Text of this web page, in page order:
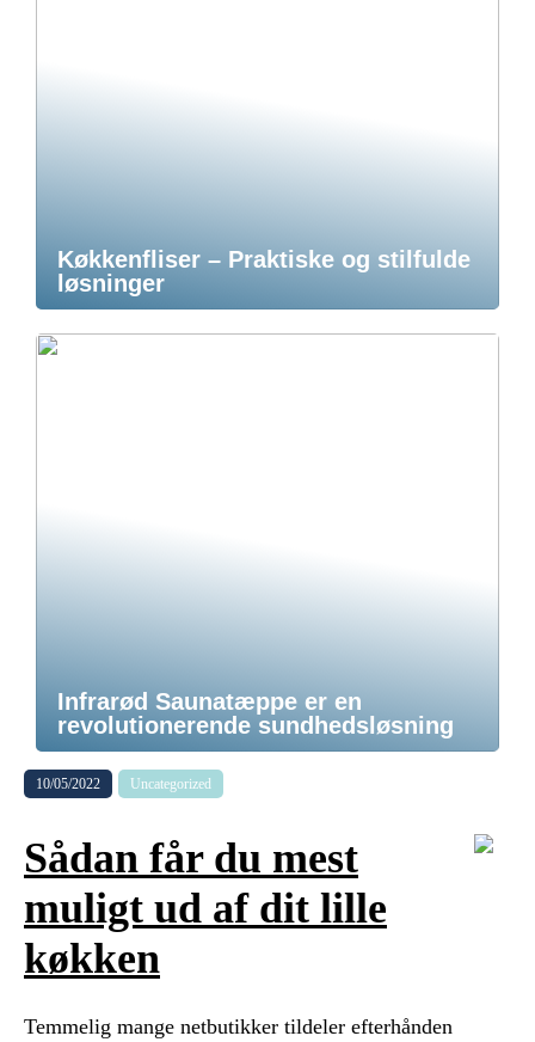
Køkkenfliser – Praktiske og stilfulde
løsninger
Infrarød Saunatæppe er en
revolutionerende sundhedsløsning
10/05/2022 Uncategorized
Sådan får du mest
muligt ud af dit lille
køkken
Temmelig mange netbutikker tildeler efterhånden